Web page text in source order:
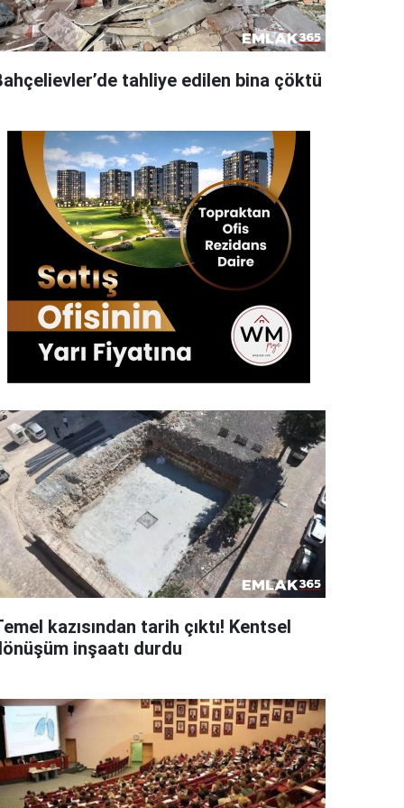
tahliye edilen bina çöktü
kazısından tarih çıktı! Kentsel
inşaatı durdu